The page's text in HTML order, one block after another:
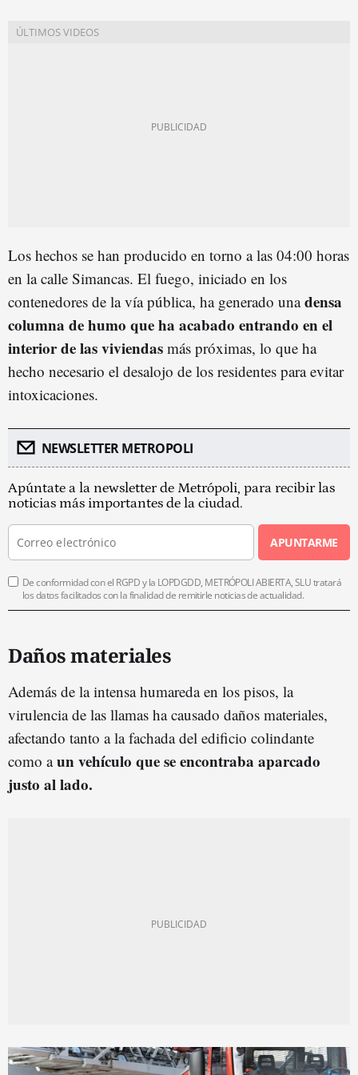
Los hechos se han producido en torno a las 04:00 horas
en la calle Simancas. El fuego, iniciado en los
contenedores de la vía pública, ha generado unadensa
columna de humo que ha acabado entrando en el
interior de las viviendas más próximas, lo que ha
hecho necesario el desalojo de los residentes para evitar
intoxicaciones.
NEWSLETTER METROPOLI
Apúntate a la newsletter de Metrópoli, para recibir las
noticias más importantes de la ciudad.
APUNTARME
De conformidad con el RGPD y la LOPDGDD, METRÓPOLI ABIERTA, SLU tratará
los datos facilitados con la finalidad de remitirle noticias de actualidad.
Daños materiales
Además de la intensa humareda en los pisos, la
virulencia de las llamas ha causado daños materiales,
afectando tanto a la fachada del edificio colindante
como aun vehículo que se encontraba aparcado
justo al lado.